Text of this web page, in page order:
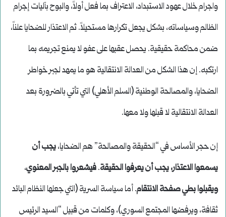
واجرام خلال عهود الاستبداد، الاعتراف بما فعل أولاً، والبوح بآليات إجرام
الظالم وسياساته، بشكل يجعل تكرارها مستحيلاً. ثم الاعتذار للضحايا علناً،
ضمن محاكمة حقيقية. يحصل عقبها على عفو لا يمنع تجريمه بما
ارتكبه. إن هذا الشكل من العدالة الانتقالية هو ما يمهد لجبر خواطر
الضحايا، والمصالحة الوطنية (السلم الأهلي) التي تأتي بالضرورة بعد
العدالة الانتقالية لا قبلها ولا معها.
إن حجر الأساس في “الحقيقة والمصالحة” هم الضحايا،يجب أن
يسمعوا الاعتذار، يجب أن يعرفوا الحقيقة.فيشعروا بالجبر المعنوي،
ويقبلوا بطي صفحة الانتقام. أما سياسة السرية (التي جعلها النظام البائد
ثقافة، ويرفضها المجتمع السوري)، وكلمات من قبيل “السيد الرئيس